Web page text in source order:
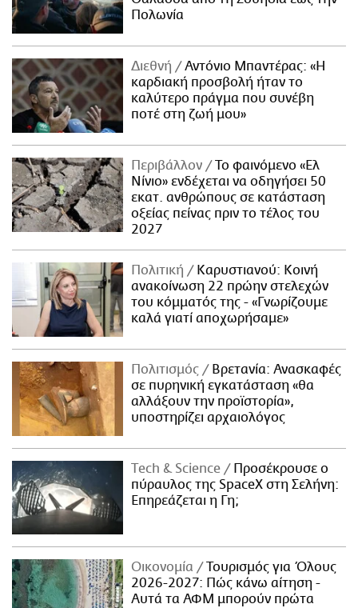
Πολωνία
Διεθνή
Αντόνιο Μπαντέρας: «Η
καρδιακή προσβολή ήταν το
καλύτερο πράγμα που συνέβη
ποτέ στη ζωή μου»
Περιβάλλον
Το φαινόμενο «Ελ
Νίνιο» ενδέχεται να οδηγήσει 50
εκατ. ανθρώπους σε κατάσταση
οξείας πείνας πριν το τέλος του
2027
Πολιτική
Καρυστιανού: Κοινή
ανακοίνωση 22 πρώην στελεχών
του κόμματός της - «Γνωρίζουμε
καλά γιατί αποχωρήσαμε»
Πολιτισμός
Βρετανία: Ανασκαφές
σε πυρηνική εγκατάσταση «θα
αλλάξουν την προϊστορία»,
υποστηρίζει αρχαιολόγος
Τech & Science
Προσέκρουσε ο
πύραυλος της SpaceX στη Σελήνη:
Επηρεάζεται η Γη;
Οικονομία
Τουρισμός για Όλους
2026-2027: Πώς κάνω αίτηση -
Αυτά τα ΑΦΜ μπορούν πρώτα